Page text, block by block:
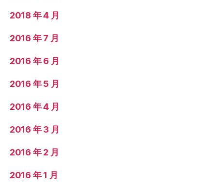
2018 年 4 月
2016 年 7 月
2016 年 6 月
2016 年 5 月
2016 年 4 月
2016 年 3 月
2016 年 2 月
2016 年 1 月